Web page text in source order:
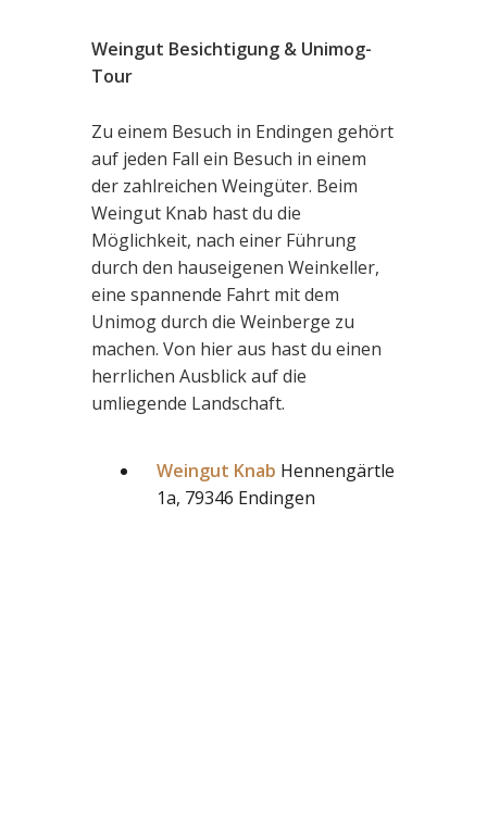
Weingut Besichtigung & Unimog-
Tour
Zu einem Besuch in Endingen gehört
auf jeden Fall ein Besuch in einem
der zahlreichen Weingüter. Beim
Weingut Knab hast du die
Möglichkeit, nach einer Führung
durch den hauseigenen Weinkeller,
eine spannende Fahrt mit dem
Unimog durch die Weinberge zu
machen. Von hier aus hast du einen
herrlichen Ausblick auf die
umliegende Landschaft.
Weingut Knab Hennengärtle
1a, 79346 Endingen